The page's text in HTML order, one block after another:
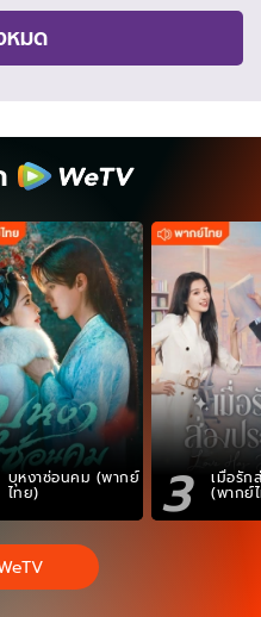
หมด
บุหงาซ่อนคม (พากย์
ไทย) 3 เมื่อรัก
(พากย์